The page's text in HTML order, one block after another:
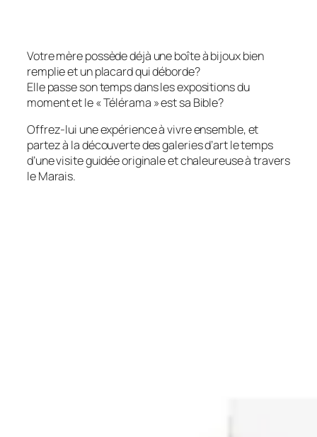
Votre mère possède déjà une boîte à bijoux bien
remplie et un placard qui déborde?
Elle passe son temps dans les expositions du
moment et le « Télérama » est sa Bible?
Offrez-lui une expérience à vivre ensemble, et
partez à la découverte des galeries d’art le temps
d’une visite guidée originale et chaleureuse à travers
le Marais.